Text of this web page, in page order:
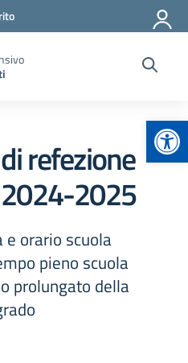
refezione
2025
e orario scuola
pieno scuola
prolungato della